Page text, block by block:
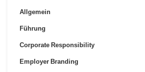
Allgemein
Führung
Corporate Responsibility
Employer Branding